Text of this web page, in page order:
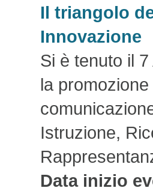
Il triangolo
Innovazione
Si è tenuto il
la
Istruzione,
Data inizio